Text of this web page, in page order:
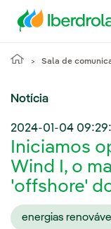
Sala de
Notícia
2024-01-04
Iniciamos
Wind I, o
'offshore'
energias